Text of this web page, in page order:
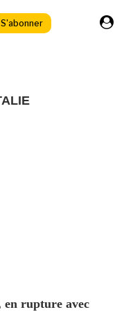
S'abonner
en rupture avec